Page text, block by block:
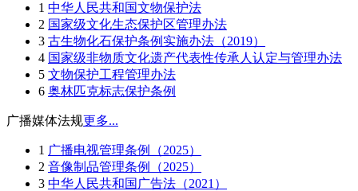
1 中华人民共和国文物保护法
2 国家级文化生态保护区管理办法
3 古生物化石保护条例实施办法（2019）
4 国家级非物质文化遗产代表性传承人认定与管理办法
5 文物保护工程管理办法
6 奥林匹克标志保护条例
广播媒体法规更多...
1 广播电视管理条例（2025）
2 音像制品管理条例（2025）
3 中华人民共和国广告法（2021）